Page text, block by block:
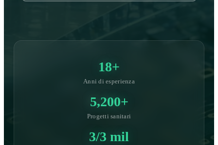
18+
Anni di esperienza
5,200+
Progetti sanitari
3/3 mil